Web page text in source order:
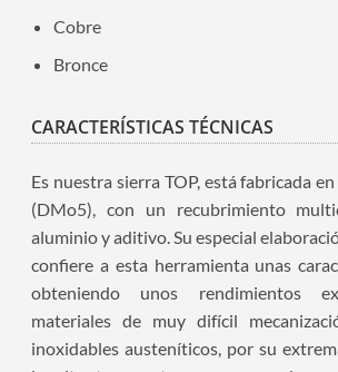
Cobre
Bronce
CARACTERÍSTICAS TÉCNICAS
Es nuestra sierra TOP, está fabricada
(DMo5), con un recubrimiento
aluminio y aditivo. Su especial
confiere a esta herramienta unas
obteniendo unos rendimientos
materiales de muy difícil
inoxidables austeníticos, por su